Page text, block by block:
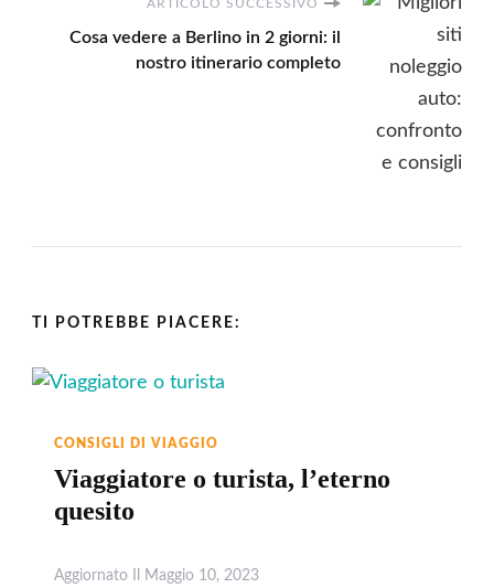
ARTICOLO SUCCESSIVO
Cosa vedere a Berlino in 2 giorni: il
nostro itinerario completo
TI POTREBBE PIACERE:
CONSIGLI DI VIAGGIO
Viaggiatore o turista, l’eterno
quesito
Aggiornato Il Maggio 10, 2023